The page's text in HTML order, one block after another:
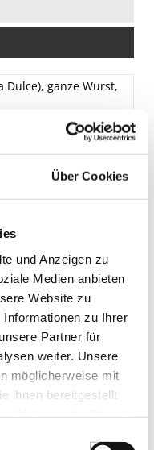
Über Cookies
und Anzeigen zu
Medien anbieten
Website zu
zu Ihrer
Partner für
weiter. Unsere
möglicherweise mit
ihnen bereitgestellt
Dulce), ganze Wurst,
Kern, mit Tomate,
g, ATG 150g